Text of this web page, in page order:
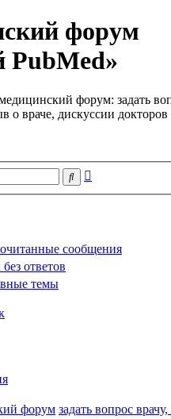
форум
PubMed»
форум: задать
о враче, дискуссии докторов
Поиск
сообщения
ответов
темы
форум задать вопрос